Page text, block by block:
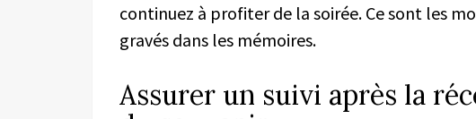
continuez à profiter de la soirée. Ce sont les
gravés dans les mémoires.
Assurer un suivi après la